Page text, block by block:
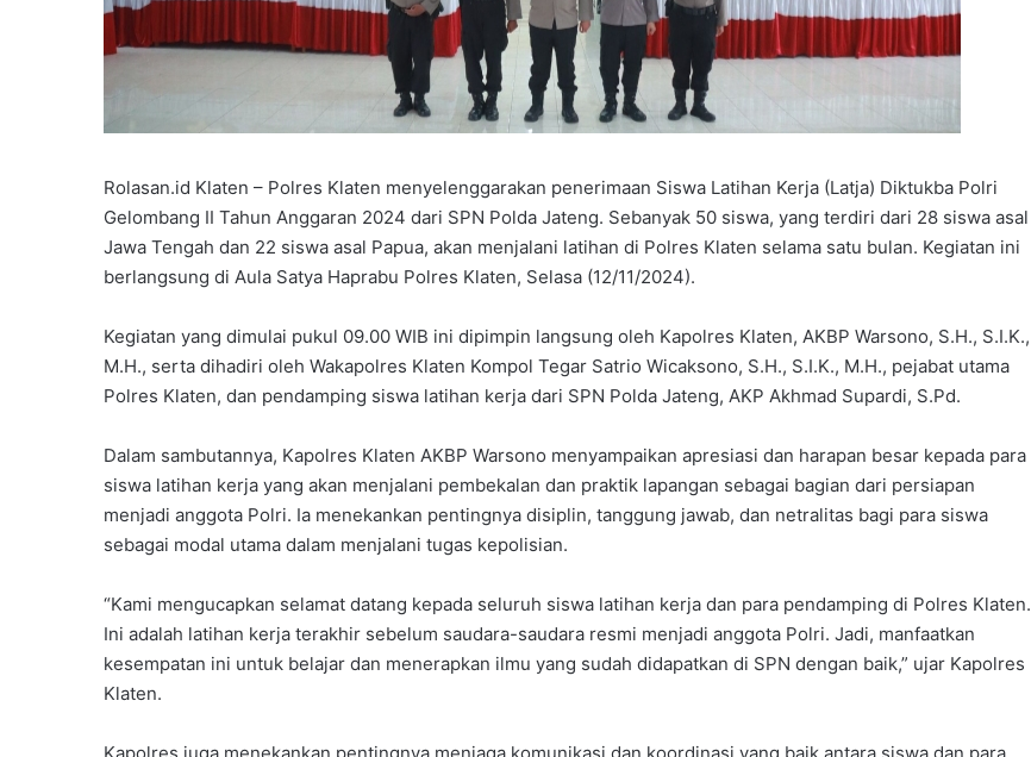
Rolasan.id Klaten – Polres Klaten menyelenggarakan penerimaan Siswa Latihan Kerja (Latja) Diktukba Polri
Gelombang II Tahun Anggaran 2024 dari SPN Polda Jateng. Sebanyak 50 siswa, yang terdiri dari 28 siswa asal
Jawa Tengah dan 22 siswa asal Papua, akan menjalani latihan di Polres Klaten selama satu bulan. Kegiatan ini
berlangsung di Aula Satya Haprabu Polres Klaten, Selasa (12/11/2024).
Kegiatan yang dimulai pukul 09.00 WIB ini dipimpin langsung oleh Kapolres Klaten, AKBP Warsono, S.H., S.I.K.,
M.H., serta dihadiri oleh Wakapolres Klaten Kompol Tegar Satrio Wicaksono, S.H., S.I.K., M.H., pejabat utama
Polres Klaten, dan pendamping siswa latihan kerja dari SPN Polda Jateng, AKP Akhmad Supardi, S.Pd.
Dalam sambutannya, Kapolres Klaten AKBP Warsono menyampaikan apresiasi dan harapan besar kepada para
siswa latihan kerja yang akan menjalani pembekalan dan praktik lapangan sebagai bagian dari persiapan
menjadi anggota Polri. Ia menekankan pentingnya disiplin, tanggung jawab, dan netralitas bagi para siswa
sebagai modal utama dalam menjalani tugas kepolisian.
“Kami mengucapkan selamat datang kepada seluruh siswa latihan kerja dan para pendamping di Polres Klaten.
Ini adalah latihan kerja terakhir sebelum saudara-saudara resmi menjadi anggota Polri. Jadi, manfaatkan
kesempatan ini untuk belajar dan menerapkan ilmu yang sudah didapatkan di SPN dengan baik,” ujar Kapolres
Klaten.